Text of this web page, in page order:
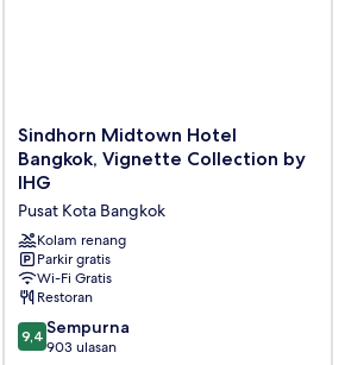
Sindhorn
Midtown
Hotel
Bangkok,
Vignette
Collection
by
IHG
Pusat
Kota
Bangkok
Sindhorn Midtown Hotel
Bangkok, Vignette Collection by
IHG
Pusat Kota Bangkok
Kolam renang
Parkir gratis
Wi-Fi Gratis
Restoran
9.4
dari
9,4 Sempurna
903 ulasan